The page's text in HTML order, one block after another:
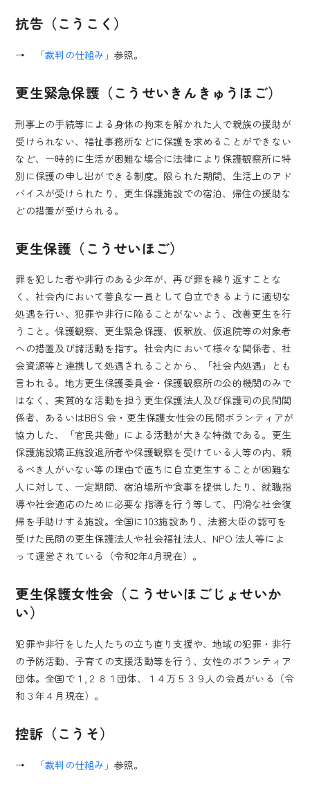
抗告（こうこく）
→ 「裁判の仕組み」 参照。
更生緊急保護（こうせいきんきゅうほご）
刑事上の手続等による身体の拘束を解かれた人で親族の援助が
受けられない、福祉事務所などに保護を求めることができない
など、一時的に生活が困難な場合に法律により保護観察所に特
別に保護の申し出ができる制度。限られた期間、生活上のアド
バイスが受けられたり、更生保護施設での宿泊、帰住の援助な
どの措置が受けられる。
更生保護（こうせいほご）
罪を犯した者や非行のある少年が、再び罪を繰り返すことな
く、社会内において善良な一員として自立できるように適切な
処遇を行い、犯罪や非行に陥ることがないよう、改善更生を行
うこと。保護観察、更生緊急保護、仮釈放、仮退院等の対象者
への措置及び諸活動を指す。社会内において様々な関係者、社
会資源等と連携して処遇されることから、「社会内処遇」とも
言われる。地方更生保護委員会・保護観察所の公的機関のみで
はなく、実質的な活動を担う更生保護法人及び保護司の民間関
係者、あるいはBBS 会・更生保護女性会の民間ボランティアが
協力した、「官民共働」による活動が大きな特徴である。更生
保護施設矯正施設退所者や保護観察を受けている人等の内、頼
るべき人がいない等の理由で直ちに自立更生することが困難な
人に対して、一定期間、宿泊場所や食事を提供したり、就職指
導や社会適応のために必要な指導を行う等して、円滑な社会復
帰を手助けする施設。全国に103施設あり、法務大臣の認可を
受けた民間の更生保護法人や社会福祉法人、NPO 法人等によ
って運営されている（令和2年4月現在）。
更生保護女性会（こうせいほごじょせいか
い）
犯罪や非行をした人たちの立ち直り支援や、地域の犯罪・非行
の予防活動、子育ての支援活動等を行う、女性のボランティア
団体。全国で１,２８１団体、１４万５３９人の会員がいる（令
和３年４月現在）。
控訴（こうそ）
→ 「裁判の仕組み」 参照。